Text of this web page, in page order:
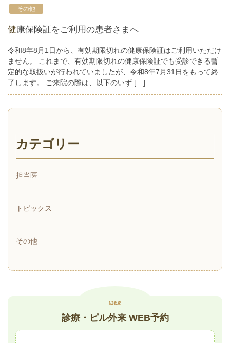
その他
健康保険証をご利用の患者さまへ
令和8年8月1日から、有効期限切れの健康保険証はご利用いただけ
ません。 これまで、有効期限切れの健康保険証でも受診できる暫
定的な取扱いが行われていましたが、令和8年7月31日をもって終
了します。 ご来院の際は、以下のいず […]
カテゴリー
担当医
トピックス
その他
診療・ピル外来 WEB予約